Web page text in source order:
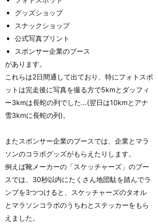
グッズショップ
スナックショップ
公式写真プリント
スポンサー企業のブース
があります。
これらは2日間通して出ており、特にフォトスポ
ットは完走後に写真を撮る方で5kmとダッフィ
ー3kmは長蛇の列でした…(翌日は10kmとアナ
雪3kmに長蛇の列)。
またスポンサー企業のブースでは、企業とマラ
ソンのコラボグッズがもらえたりします。
例えば靴メーカーの「スケッチャーズ」のブー
スでは、30秒以内にたくさん地団駄を踏んでラ
ンプを3つつけると、スケッチャーズのタオル
とマラソンコラボのうちわとステッカーをもら
えました。